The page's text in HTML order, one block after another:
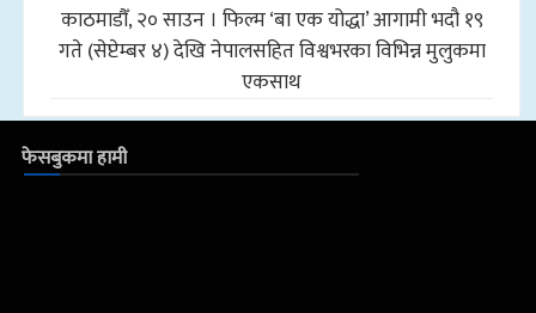
काठमाडौँ, २० साउन । फिल्म ‘बा एक योद्धा’ आगामी भदौ १९
गते (सेप्टेम्बर ४) देखि नेपालसहित विश्वभरका विभिन्न मुलुकमा
एकसाथ
फेसबुकमा हामी